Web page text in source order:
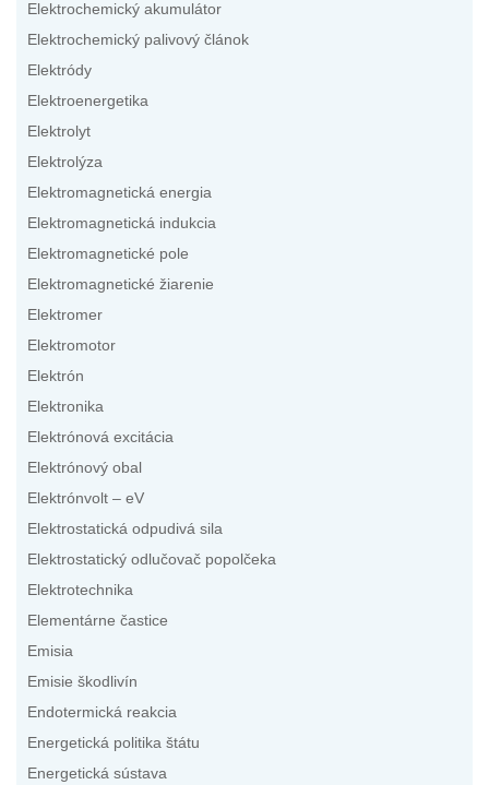
Elektrochemický akumulátor
Elektrochemický palivový článok
Elektródy
Elektroenergetika
Elektrolyt
Elektrolýza
Elektromagnetická energia
Elektromagnetická indukcia
Elektromagnetické pole
Elektromagnetické žiarenie
Elektromer
Elektromotor
Elektrón
Elektronika
Elektrónová excitácia
Elektrónový obal
Elektrónvolt – eV
Elektrostatická odpudivá sila
Elektrostatický odlučovač popolčeka
Elektrotechnika
Elementárne častice
Emisia
Emisie škodlivín
Endotermická reakcia
Energetická politika štátu
Energetická sústava